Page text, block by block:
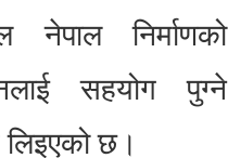
नेपाल निर्माणको
सहयोग पुग्ने
लिइएको छ।